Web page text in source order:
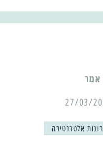
בונות אלטרנטיבה